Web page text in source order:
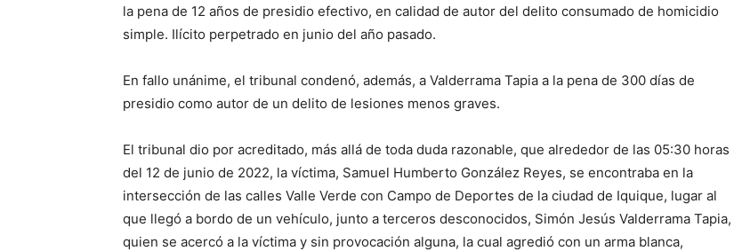
la pena de 12 años de presidio efectivo, en calidad de autor del delito consumado de homicidio
simple. Ilícito perpetrado en junio del año pasado.
En fallo unánime, el tribunal condenó, además, a Valderrama Tapia a la pena de 300 días de
presidio como autor de un delito de lesiones menos graves.
El tribunal dio por acreditado, más allá de toda duda razonable, que alrededor de las 05:30 horas
del 12 de junio de 2022, la víctima, Samuel Humberto González Reyes, se encontraba en la
intersección de las calles Valle Verde con Campo de Deportes de la ciudad de Iquique, lugar al
que llegó a bordo de un vehículo, junto a terceros desconocidos, Simón Jesús Valderrama Tapia,
quien se acercó a la víctima y sin provocación alguna, la cual agredió con un arma blanca,